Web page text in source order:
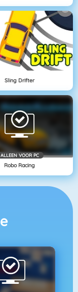
Sling Drifter
ALLEEN VOOR PC
Robo Racing